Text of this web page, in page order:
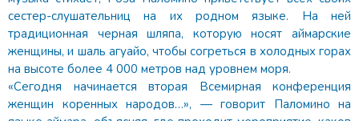
сестер-слушательниц на их родном языке. На ней
традиционная черная шляпа, которую носят аймарские
женщины, и шаль агуайо, чтобы согреться в холодных горах
на высоте более 4 000 метров над уровнем моря.
«Сегодня начинается вторая Всемирная конференция
женщин коренных народов…», — говорит Паломино на